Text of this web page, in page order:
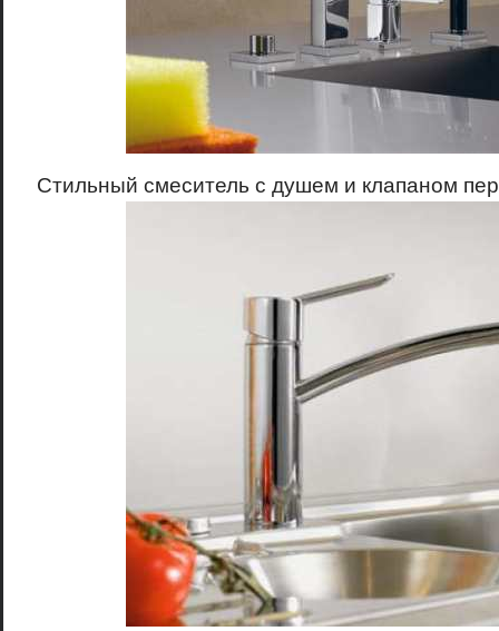
Стильный смеситель с душем и клапаном